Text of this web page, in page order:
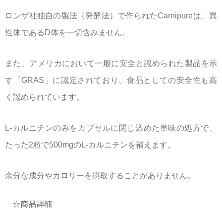
ロンザ社独自の製法（発酵法）で作られたCarnipureは、異
性体であるD体を一切含みません。
また、アメリカにおいて一般に安全と認められた製品を示
す「GRAS」に認定されており、食品としての安全性も高
く認められています。
L-カルニチンのみをカプセルに閉じ込めた単味の処方で、
たった2粒で500mgのL-カルニチンを補えます。
余分な成分やカロリーを摂取することがありません。
☆商品詳細